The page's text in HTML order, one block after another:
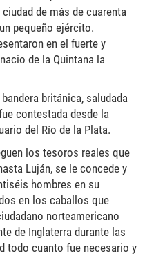
de más de cuarenta
pequeño ejército.
en el fuerte y
de la Quintana la
británica, saludada
contestada desde la
del Río de la Plata.
los tesoros reales que
Luján, se le concede y
hombres en su
en los caballos que
norteamericano
de Inglaterra durante las
todo cuanto fue necesario y